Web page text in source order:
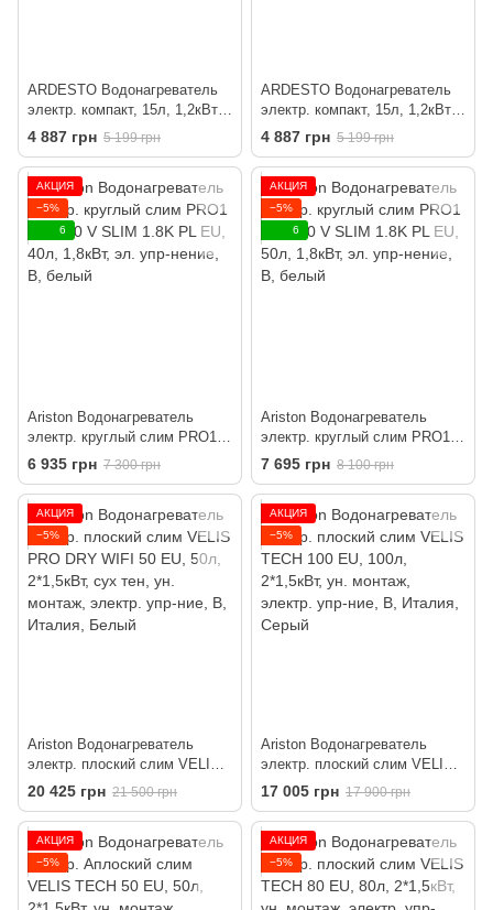
ARDESTO Водонагреватель
электр. компакт, 15л, 1,2кВт,
монтаж над мойкой, мех. упр-
ние, A, Италия, бело-серый
4 887 грн 5 199 грн
ARDESTO Водонагреватель
электр. компакт, 15л, 1,2кВт,
монтаж под мойкой, мех. упр-
ние, B, Италия, бело-серый
4 887 грн 5 199 грн
АКЦИЯ
−5%
6
Ariston Водонагреватель
электр. круглый слим PRO1
ECO 40 V SLIM 1.8K PL EU,
40л, 1,8кВт, эл. упр-нение, B,
белый
6 935 грн 7 300 грн
АКЦИЯ
−5%
6
Ariston Водонагреватель
электр. круглый слим PRO1
ECO 50 V SLIM 1.8K PL EU,
50л, 1,8кВт, эл. упр-нение, B,
белый
7 695 грн 8 100 грн
АКЦИЯ
−5%
Ariston Водонагреватель
электр. плоский слим VELIS
PRO DRY WIFI 50 EU, 50л,
2*1,5кВт, сух тен, ун. монтаж,
электр. упр-ние, B, Италия,
Белый
20 425 грн 21 500 грн
АКЦИЯ
−5%
Ariston Водонагреватель
электр. плоский слим VELIS
TECH 100 EU, 100л, 2*1,5кВт,
ун. монтаж, электр. упр-ние,
B, Италия, Серый
17 005 грн 17 900 грн
АКЦИЯ
−5%
АКЦИЯ
−5%